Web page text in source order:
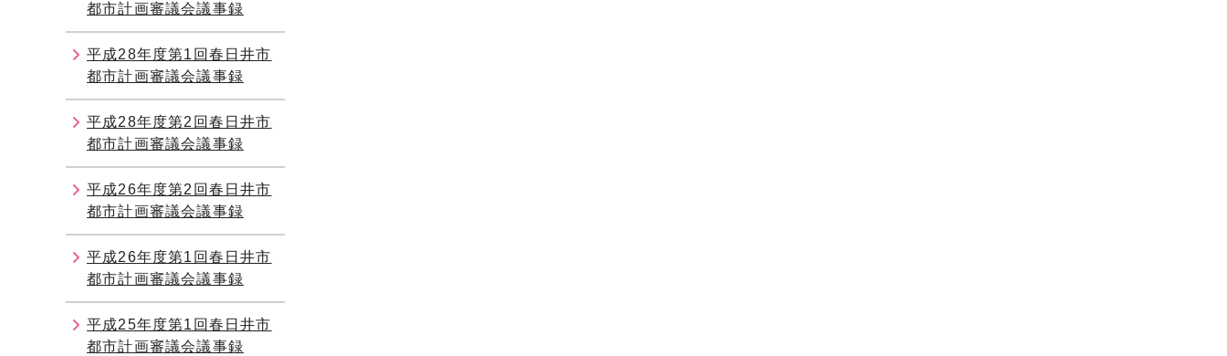
都市計画審議会議事録
平成28年度第1回春日井市
都市計画審議会議事録
平成28年度第2回春日井市
都市計画審議会議事録
平成26年度第2回春日井市
都市計画審議会議事録
平成26年度第1回春日井市
都市計画審議会議事録
平成25年度第1回春日井市
都市計画審議会議事録